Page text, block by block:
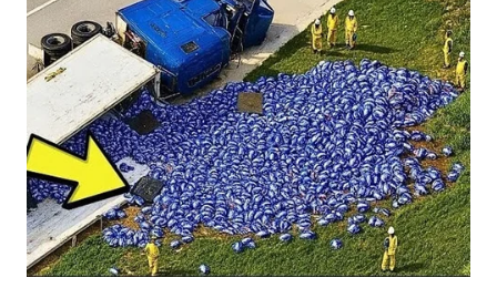
LIKUPANG
LABUANBAJO
WN
BORNEO
Wahana
Media
Group